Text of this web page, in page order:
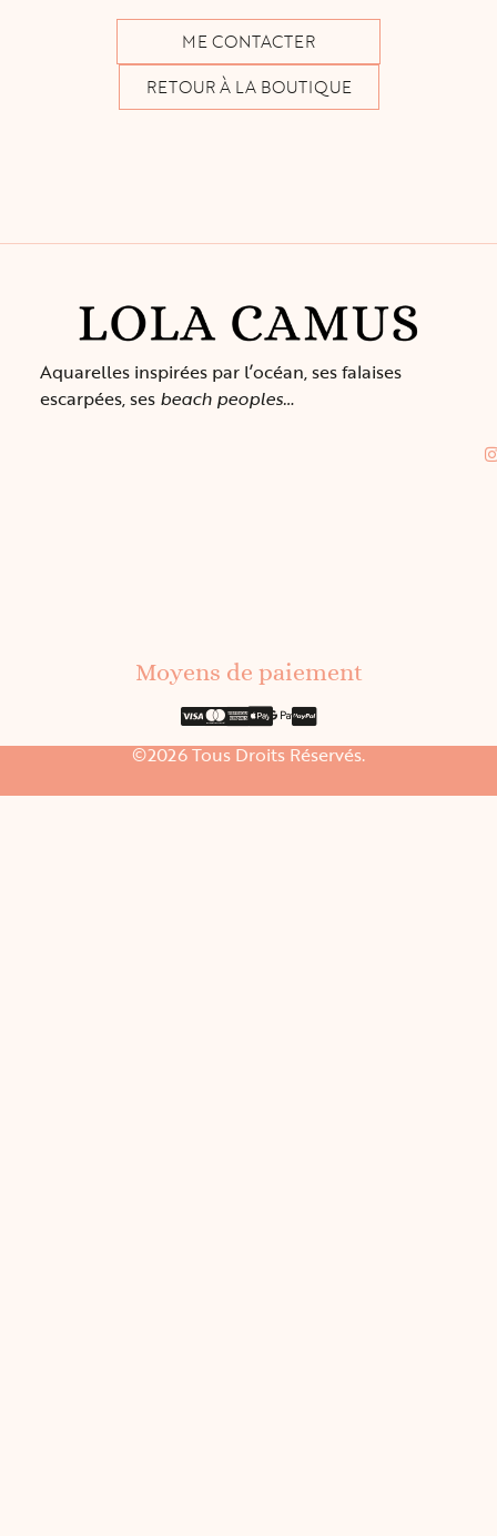
ME CONTACTER
RETOUR À LA BOUTIQUE
Aquarelles inspirées par l’océan, ses falaises
escarpées, sesbeach peoples…
Moyens de paiement
©2026 Tous Droits Réservés.